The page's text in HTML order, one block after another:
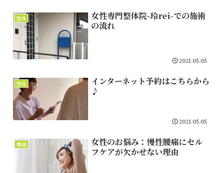
整体
女性専門整体院-玲rei-での施術
の流れ
2021.05.05
整体
インターネット予約はこちらから
♪
2021.05.05
腰痛
女性のお悩み：慢性腰痛にセル
フケアが欠かせない理由